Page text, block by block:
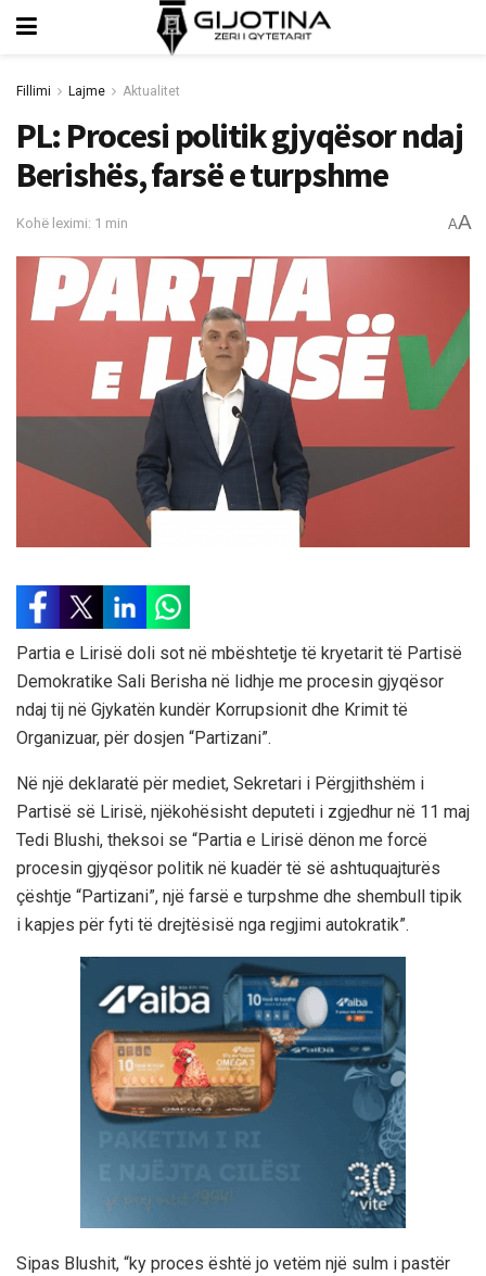
Fillimi Lajme Aktualitet
PL: Procesi politik gjyqësor ndaj
Berishës, farsë e turpshme
Kohë leximi: 1 min AA
Partia e Lirisë doli sot në mbështetje të kryetarit të Partisë
Demokratike Sali Berisha në lidhje me procesin gjyqësor
ndaj tij në Gjykatën kundër Korrupsionit dhe Krimit të
Organizuar, për dosjen “Partizani”.
Në një deklaratë për mediet, Sekretari i Përgjithshëm i
Partisë së Lirisë, njëkohësisht deputeti i zgjedhur në 11 maj
Tedi Blushi, theksoi se “Partia e Lirisë dënon me forcë
procesin gjyqësor politik në kuadër të së ashtuquajturës
çështje “Partizani”, një farsë e turpshme dhe shembull tipik
i kapjes për fyti të drejtësisë nga regjimi autokratik”.
Sipas Blushit, “ky proces është jo vetëm një sulm i pastër